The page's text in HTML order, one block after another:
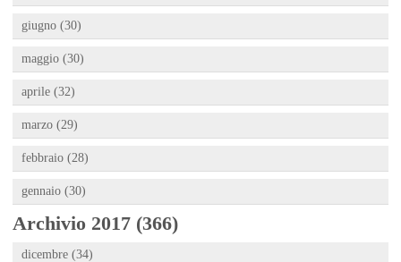
giugno (30)
maggio (30)
aprile (32)
marzo (29)
febbraio (28)
gennaio (30)
Archivio 2017 (366)
dicembre (34)